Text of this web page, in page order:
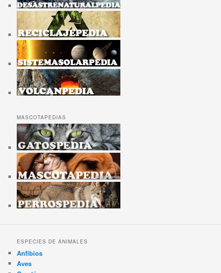
MASCOTAPEDIAS
ESPECIES DE ANIMALES
Anfibios
Aves